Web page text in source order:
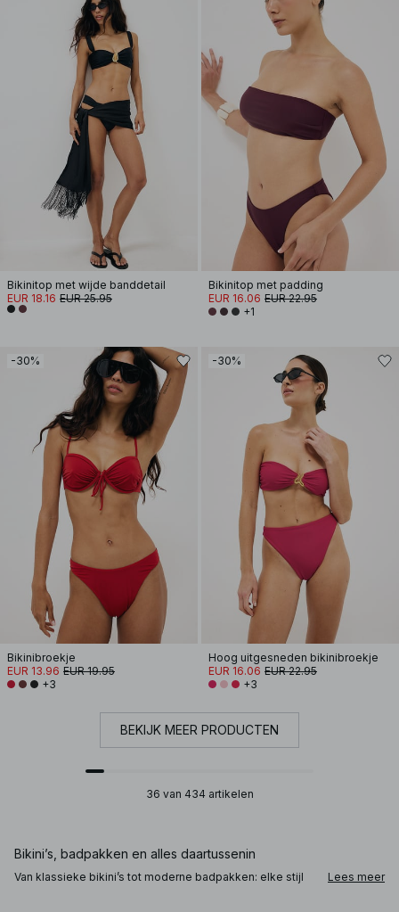
Bikinitop met wijde banddetail
EUR 18.16 EUR 25.95
Bikinitop met padding
EUR 16.06 EUR 22.95
+1
-30%
Bikinibroekje
EUR 13.96 EUR 19.95
+3
-30%
Hoog uitgesneden bikinibroekje
EUR 16.06 EUR 22.95
+3
BEKIJK MEER PRODUCTEN
36 van 434 artikelen
Bikini’s, badpakken en alles daartussenin
Van klassieke bikini’s tot moderne badpakken: elke stijl
Lees meer